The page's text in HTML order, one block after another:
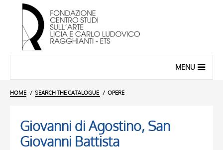
MENU
HOME SEARCH THE CATALOGUE OPERE
Giovanni di Agostino, San
Giovanni Battista